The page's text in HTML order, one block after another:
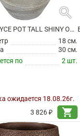
search
ВАЗА JOYCE POT TALL SHINY OLIVE
18 см.
30 см.
по
2 шт.
ожидается 18.08.26г.
3 826 ₽
shopping_cart